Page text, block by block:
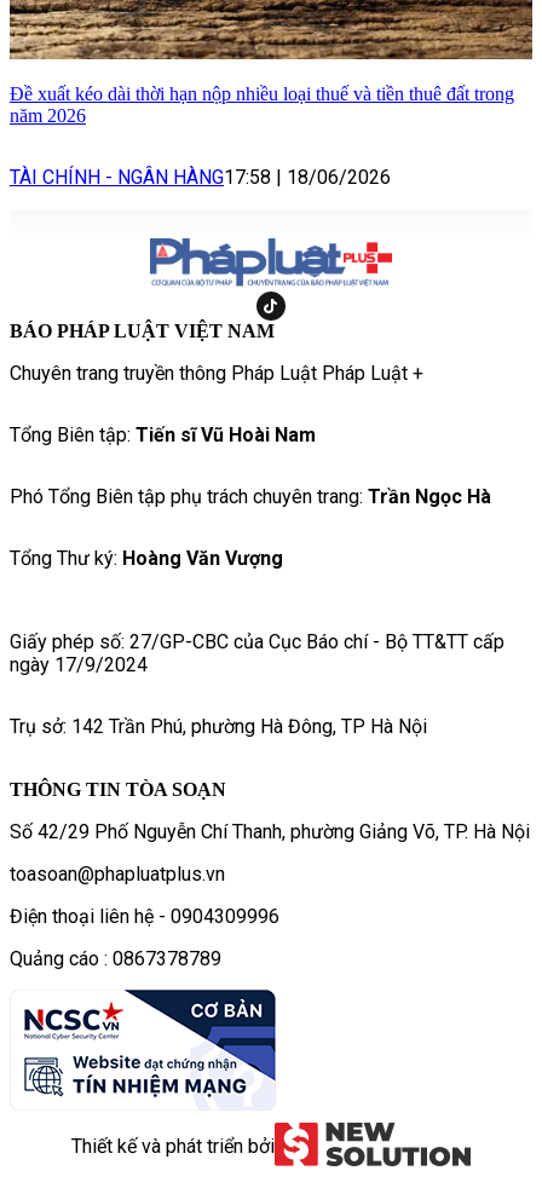
Đề xuất kéo dài thời hạn nộp nhiều loại thuế và tiền thuê đất trong
năm 2026
TÀI CHÍNH - NGÂN HÀNG17:58 18/06/2026
BÁO PHÁP LUẬT VIỆT NAM
Chuyên trang truyền thông Pháp Luật Pháp Luật +
Tổng Biên tập: Tiến sĩ Vũ Hoài Nam
Phó Tổng Biên tập phụ trách chuyên trang: Trần Ngọc Hà
Tổng Thư ký: Hoàng Văn Vượng
Giấy phép số: 27/GP-CBC của Cục Báo chí - Bộ TT&TT cấp
ngày 17/9/2024
Trụ sở: 142 Trần Phú, phường Hà Đông, TP Hà Nội
THÔNG TIN TÒA SOẠN
Số 42/29 Phố Nguyễn Chí Thanh, phường Giảng Võ, TP. Hà Nội
toasoan@phapluatplus.vn
Điện thoại liên hệ - 0904309996
Quảng cáo : 0867378789
Thiết kế và phát triển bởi